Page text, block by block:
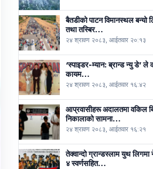
बैतडीको पाटन विमानस्थल बन्यो
तथा तस्बिर…
२४ श्रावण २०८३, आईतवार २०:१३
‘स्पाइडर-म्यान: ब्रान्ड न्यु डे’ ले
कायम…
२४ श्रावण २०८३, आईतवार १६:४२
आप्रवासीहरू अदालतमा वकिल
निकालाको सामना…
२४ श्रावण २०८३, आईतवार १६:२१
तेक्वान्दो ग्रान्डस्लाम युथ
४ स्वर्णसहित…